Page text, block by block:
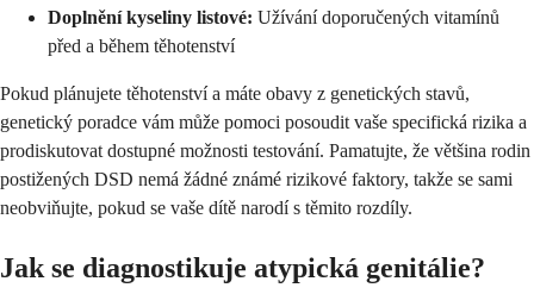
Doplnění kyseliny listové: Užívání doporučených vitamínů
před a během těhotenství
Pokud plánujete těhotenství a máte obavy z genetických stavů,
genetický poradce vám může pomoci posoudit vaše specifická rizika a
prodiskutovat dostupné možnosti testování. Pamatujte, že většina rodin
postižených DSD nemá žádné známé rizikové faktory, takže se sami
neobviňujte, pokud se vaše dítě narodí s těmito rozdíly.
Jak se diagnostikuje atypická genitálie?